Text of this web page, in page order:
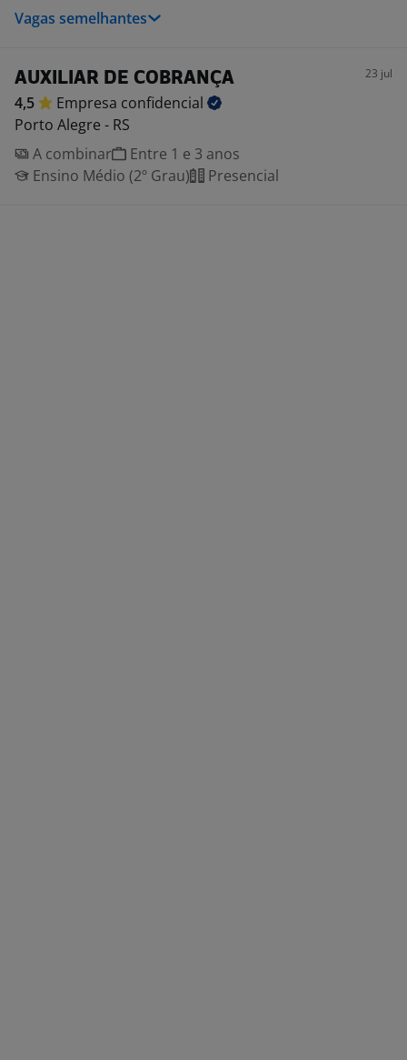
Vagas semelhantes
AUXILIAR DE COBRANÇA 23 jul
4,5 Empresa confidencial
Porto Alegre - RS
A combinar
Entre 1 e 3 anos
Ensino Médio (2º Grau)
Presencial